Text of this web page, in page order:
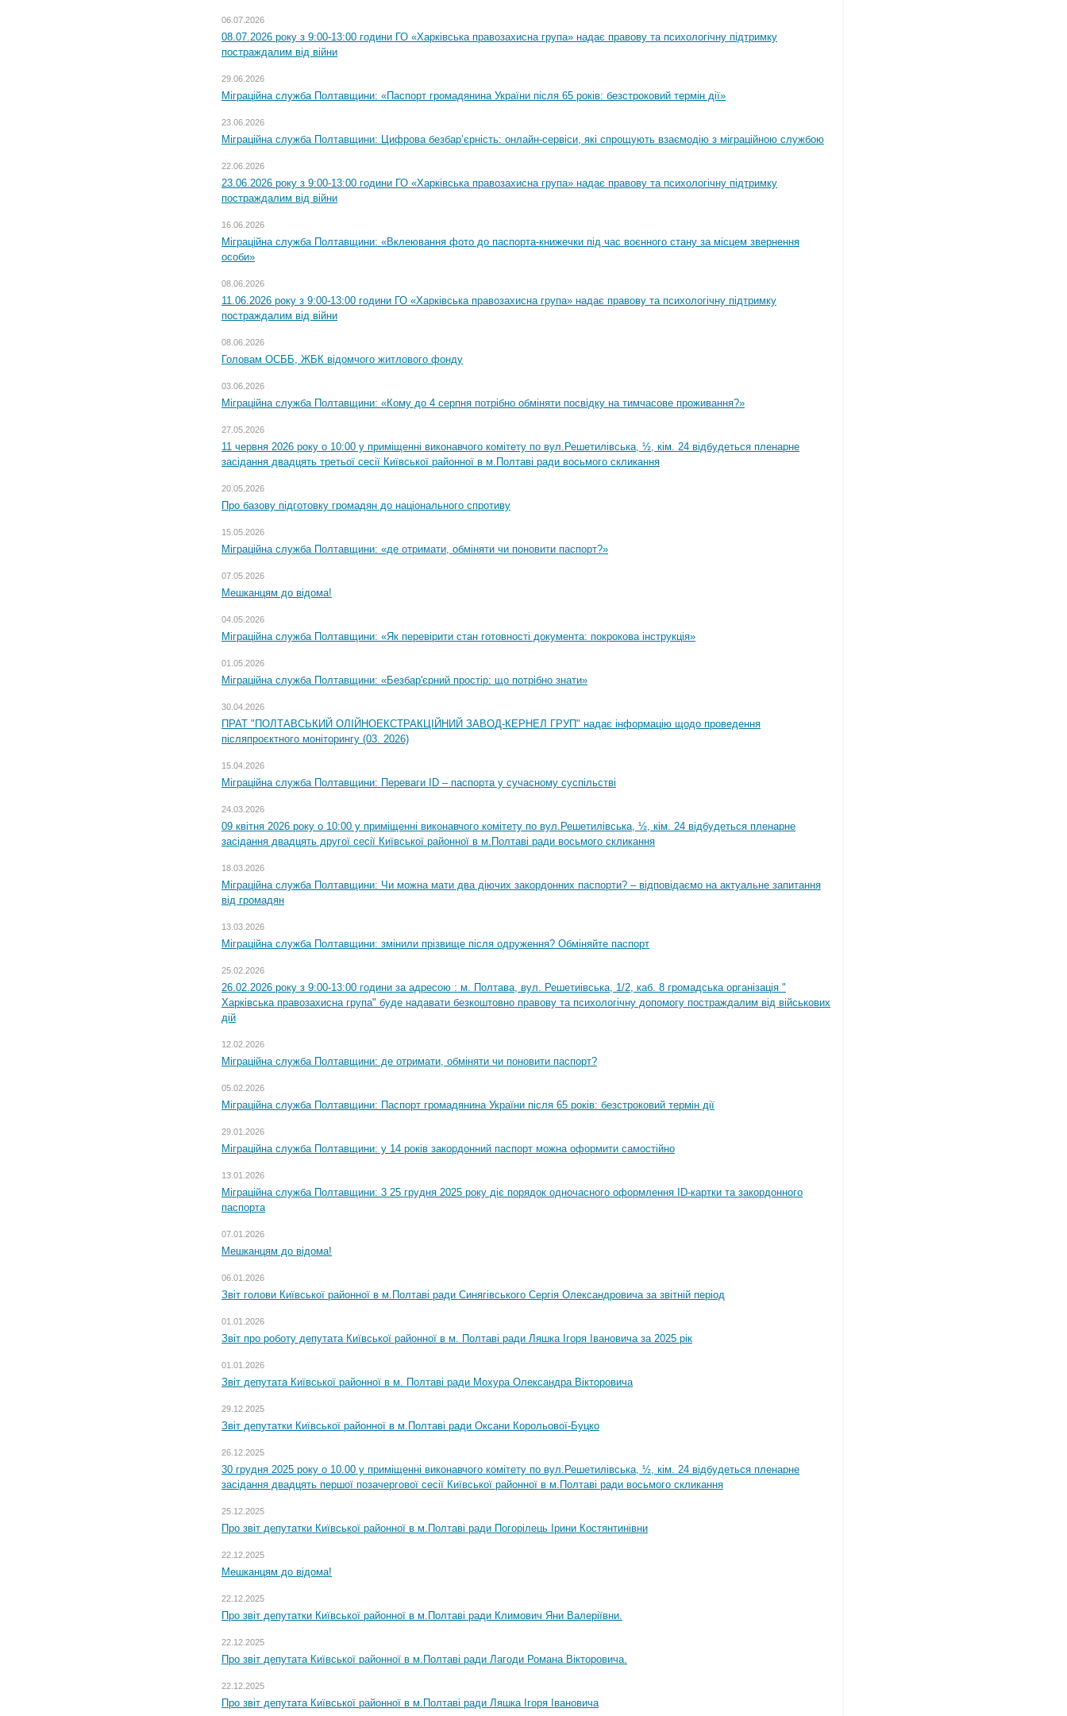
06.07.2026
08.07.2026 року з 9:00-13:00 години ГО «Харківська правозахисна група» надає правову та психологічну підтримку
постраждалим від війни
29.06.2026
Міграційна служба Полтавщини: «Паспорт громадянина України після 65 років: безстроковий термін дії»
23.06.2026
Міграційна служба Полтавщини: Цифрова безбар’єрність: онлайн-сервіси, які спрощують взаємодію з міграційною службою
22.06.2026
23.06.2026 року з 9:00-13:00 години ГО «Харківська правозахисна група» надає правову та психологічну підтримку
постраждалим від війни
16.06.2026
Міграційна служба Полтавщини: «Вклеювання фото до паспорта-книжечки під час воєнного стану за місцем звернення
особи»
08.06.2026
11.06.2026 року з 9:00-13:00 години ГО «Харківська правозахисна група» надає правову та психологічну підтримку
постраждалим від війни
08.06.2026
Головам ОСББ, ЖБК відомчого житлового фонду
03.06.2026
Міграційна служба Полтавщини: «Кому до 4 серпня потрібно обміняти посвідку на тимчасове проживання?»
27.05.2026
11 червня 2026 року о 10:00 у приміщенні виконавчого комітету по вул.Решетилівська, ½, кім. 24 відбудеться пленарне
засідання двадцять третьої сесії Київської районної в м.Полтаві ради восьмого скликання
20.05.2026
Про базову підготовку громадян до національного спротиву
15.05.2026
Міграційна служба Полтавщини: «де отримати, обміняти чи поновити паспорт?»
07.05.2026
Мешканцям до відома!
04.05.2026
Міграційна служба Полтавщини: «Як перевірити стан готовності документа: покрокова інструкція»
01.05.2026
Міграційна служба Полтавщини: «Безбар'єрний простір: що потрібно знати»
30.04.2026
ПРАТ "ПОЛТАВСЬКИЙ ОЛІЙНОЕКСТРАКЦІЙНИЙ ЗАВОД-КЕРНЕЛ ГРУП" надає інформацію щодо проведення
післяпроєктного моніторингу (03. 2026)
15.04.2026
Міграційна служба Полтавщини: Переваги ID – паспорта у сучасному суспільстві
24.03.2026
09 квітня 2026 року о 10:00 у приміщенні виконавчого комітету по вул.Решетилівська, ½, кім. 24 відбудеться пленарне
засідання двадцять другої сесії Київської районної в м.Полтаві ради восьмого скликання
18.03.2026
Міграційна служба Полтавщини: Чи можна мати два діючих закордонних паспорти? – відповідаємо на актуальне запитання
від громадян
13.03.2026
Міграційна служба Полтавщини: змінили прізвище після одруження? Обміняйте паспорт
25.02.2026
26.02.2026 року з 9:00-13:00 години за адресою : м. Полтава, вул. Решетиівська, 1/2, каб. 8 громадська організація "
Харківська правозахисна група" буде надавати безкоштовно правову та психологічну допомогу постраждалим від військових
дій
12.02.2026
Міграційна служба Полтавщини: де отримати, обміняти чи поновити паспорт?
05.02.2026
Міграційна служба Полтавщини: Паспорт громадянина України після 65 років: безстроковий термін дії
29.01.2026
Міграційна служба Полтавщини: у 14 років закордонний паспорт можна оформити самостійно
13.01.2026
Міграційна служба Полтавщини: 3 25 грудня 2025 року діє порядок одночасного оформлення ID-картки та закордонного
паспорта
07.01.2026
Мешканцям до відома!
06.01.2026
Звіт голови Київської районної в м.Полтаві ради Синягівського Сергія Олександровича за звітній період
01.01.2026
Звіт про роботу депутата Київської районної в м. Полтаві ради Ляшка Ігоря Івановича за 2025 рік
01.01.2026
Звіт депутата Київської районної в м. Полтаві ради Мохура Олександра Вікторовича
29.12.2025
Звіт депутатки Київської районної в м.Полтаві ради Оксани Корольової-Буцко
26.12.2025
30 грудня 2025 року о 10.00 у приміщенні виконавчого комітету по вул.Решетилівська, ½, кім. 24 відбудеться пленарне
засідання двадцять першої позачергової сесії Київської районної в м.Полтаві ради восьмого скликання
25.12.2025
Про звіт депутатки Київської районної в м.Полтаві ради Погорілець Ірини Костянтинівни
22.12.2025
Мешканцям до відома!
22.12.2025
Про звіт депутатки Київської районної в м.Полтаві ради Климович Яни Валеріївни.
22.12.2025
Про звіт депутата Київської районної в м.Полтаві ради Лагоди Романа Вікторовича.
22.12.2025
Про звіт депутата Київської районної в м.Полтаві ради Ляшка Ігоря Івановича